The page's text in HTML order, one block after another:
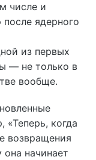
числе и
ядерного
из первых
— не только в
вообще.
когда
возвращения
начинает